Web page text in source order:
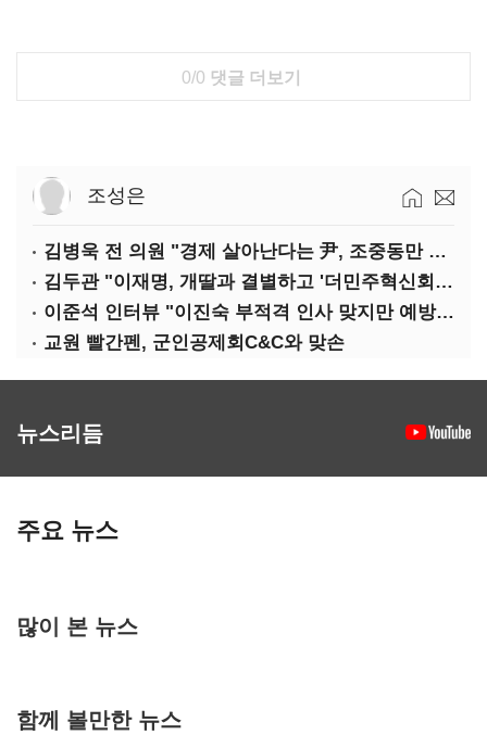
0/0 댓글 더보기
조성은
김병욱 전 의원 "경제 살아난다는 尹, 조중동만 봐도 이런 진단 못 해"
김두관 "이재명, 개딸과 결별하고 '더민주혁신회의' 해체해야"
이준석 인터뷰 "이진숙 부적격 인사 맞지만 예방적 탄핵은 안 돼"
교원 빨간펜, 군인공제회C&C와 맞손
뉴스리듬
주요 뉴스
많이 본 뉴스
함께 볼만한 뉴스